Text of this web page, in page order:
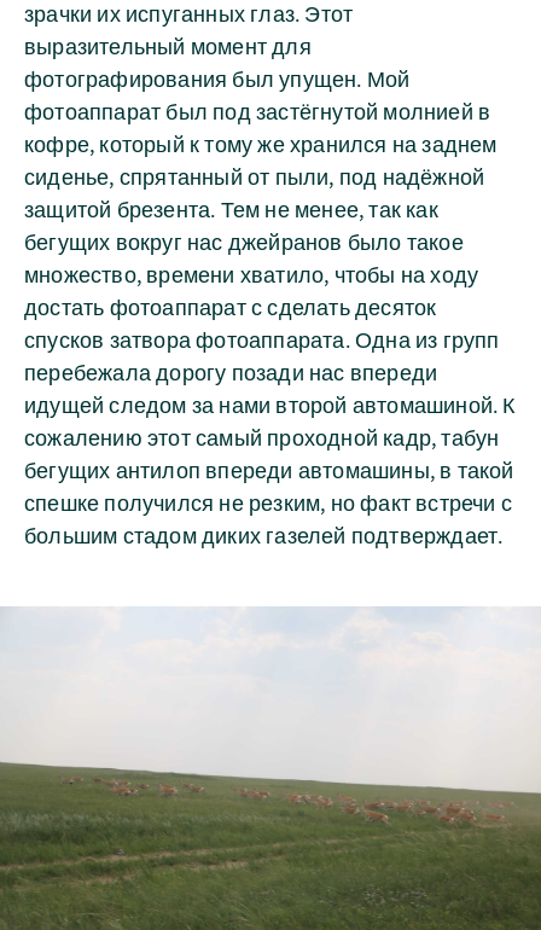
зрачки их испуганных глаз. Этот
выразительный момент для
фотографирования был упущен. Мой
фотоаппарат был под застёгнутой молнией в
кофре, который к тому же хранился на заднем
сиденье, спрятанный от пыли, под надёжной
защитой брезента. Тем не менее, так как
бегущих вокруг нас джейранов было такое
множество, времени хватило, чтобы на ходу
достать фотоаппарат с сделать десяток
спусков затвора фотоаппарата. Одна из групп
перебежала дорогу позади нас впереди
идущей следом за нами второй автомашиной. К
сожалению этот самый проходной кадр, табун
бегущих антилоп впереди автомашины, в такой
спешке получился не резким, но факт встречи с
большим стадом диких газелей подтверждает.